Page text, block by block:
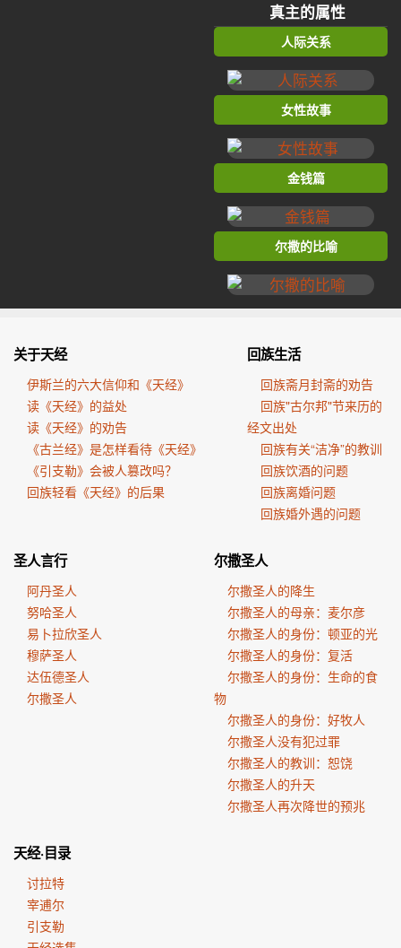
真主的属性
人际关系
女性故事
金钱篇
尔撒的比喻
关于天经
伊斯兰的六大信仰和《天经》
读《天经》的益处
读《天经》的劝告
《古兰经》是怎样看待《天经》
《引支勒》会被人篡改吗？
回族轻看《天经》的后果
回族生活
回族斋月封斋的劝告
回族"古尔邦"节来历的
经文出处
回族有关“洁净”的教训
回族饮酒的问题
回族离婚问题
回族婚外遇的问题
圣人言行
阿丹圣人
努哈圣人
易卜拉欣圣人
穆萨圣人
达伍德圣人
尔撒圣人
尔撒圣人
尔撒圣人的降生
尔撒圣人的母亲：麦尔彦
尔撒圣人的身份：顿亚的光
尔撒圣人的身份：复活
尔撒圣人的身份：生命的食
物
尔撒圣人的身份：好牧人
尔撒圣人没有犯过罪
尔撒圣人的教训：恕饶
尔撒圣人的升天
尔撒圣人再次降世的预兆
天经·目录
讨拉特
宰逋尔
引支勒